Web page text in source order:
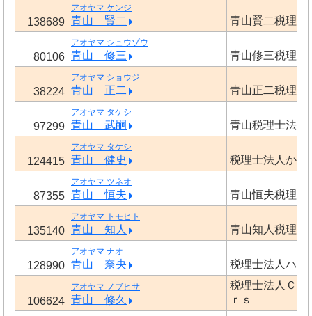
138689
アオヤマ ケンジ
青山 賢二 青山賢二税理士
80106
アオヤマ シュウゾウ
青山 修三 青山修三税理士
38224
アオヤマ ショウジ
青山 正二 青山正二税理士
97299
アオヤマ タケシ
青山 武嗣 青山税理士法人
124415
アオヤマ タケシ
青山 健史 税理士法人かな
87355
アオヤマ ツネオ
青山 恒夫 青山恒夫税理士
135140
アオヤマ トモヒト
青山 知人 青山知人税理士
128990
アオヤマ ナオ
青山 奈央 税理士法人ハン
106624
アオヤマ ノブヒサ
青山 修久
税理士法人Ｃ
ｒｓ